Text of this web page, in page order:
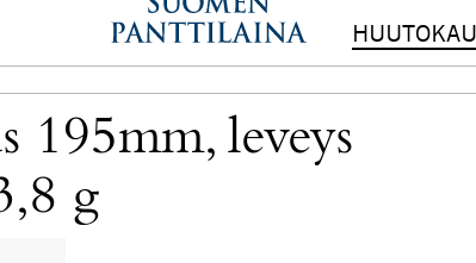
195mm, leveys
g